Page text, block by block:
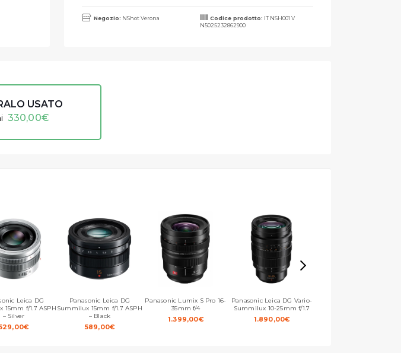
Negozio: NShot Verona Codice prodotto: IT NSH001 V
N5025232862900
USATO
330,00€
Leica DG
15mm f/1.7 ASPH
– Silver
€
Panasonic Leica DG
Summilux 15mm f/1.7 ASPH
– Black
589,00€
Panasonic Lumix S Pro 16-
35mm f/4
1.399,00€
Panasonic Leica DG Vario-
Summilux 10-25mm f/1.7
1.890,00€